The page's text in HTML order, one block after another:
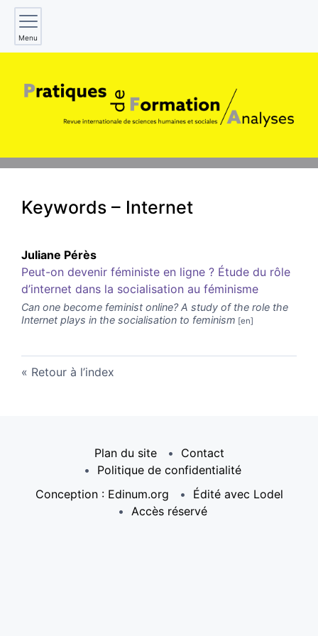
Menu
Keywords – Internet
Juliane Pérès
Peut-on devenir féministe en ligne ? Étude du rôle
d’internet dans la socialisation au féminisme
Can one become feminist online? A study of the role the
Internet plays in the socialisation to feminism
Retour à l’index
Plan du site
Contact
Politique de confidentialité
Conception : Edinum.org
Édité avec Lodel
Accès réservé